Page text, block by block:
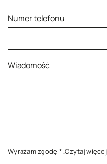
Numer telefonu
Wiadomość
Wyrażam zgodę *..Czytaj więcej